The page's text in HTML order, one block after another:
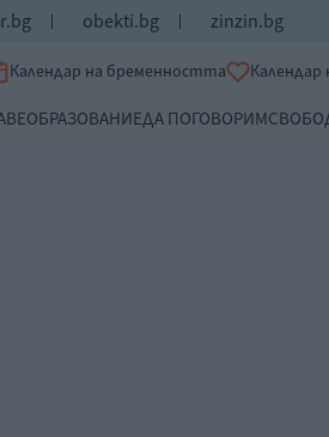
obekti.bg zinzin.bg
Календар на бременността
ОБРАЗОВАНИЕДА ПОГОВОРИМ